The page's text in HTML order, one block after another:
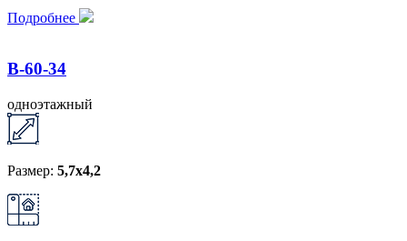
Подробнее
B-60-34
одноэтажный
Размер: 5,7х4,2